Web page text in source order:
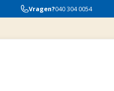
Vragen?040 304 0054